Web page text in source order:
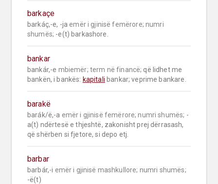
barkaçe
barkáç,-e, -ja emër i gjinisë femërore; numri
shumës; -e(t) barkashore.
bankar
bankár,-e mbiemër; term në financë; që lidhet me
bankën, i bankës: kapitali bankar; veprime bankare.
barakë
barák/ë,-a emër i gjinisë femërore; numri shumës; -
a(t) ndërtesë e thjeshtë, zakonisht prej dërrasash,
që shërben si fjetore, si depo etj.
barbar
barbár,-i emër i gjinisë mashkullore; numri shumës;
-ë(t)